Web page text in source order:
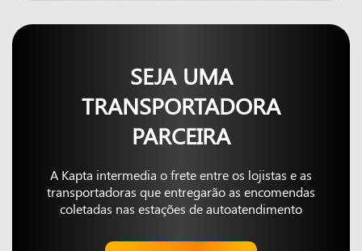
SEJA UMA
TRANSPORTADORA
PARCEIRA
A Kapta intermedia o frete entre os lojistas e as
transportadoras que entregarão as encomendas
coletadas nas estações de autoatendimento